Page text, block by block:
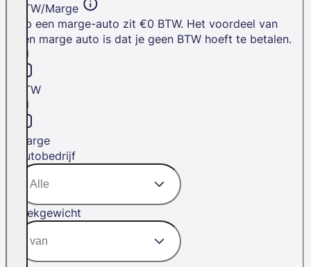
BTW/Marge
Op een marge-auto zit €0 BTW. Het voordeel van
een marge auto is dat je geen BTW hoeft te betalen.
BTW
Marge
Autobedrijf
Trekgewicht